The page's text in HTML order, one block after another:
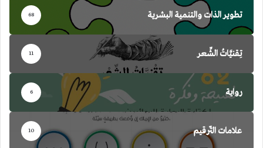
تطوير الذات والتنمية البشرية 68
تِقنيَّاتُ الشِّعر 11
رواية 6
علامات التّرقيم 10